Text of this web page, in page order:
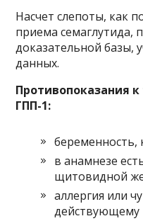
Насчет слепоты, как
приема семаглутида,
доказательной базы,
данных.
Противопоказания
ГПП-1:
беременность,
в анамнезе
щитовидной
аллергия или
действующему